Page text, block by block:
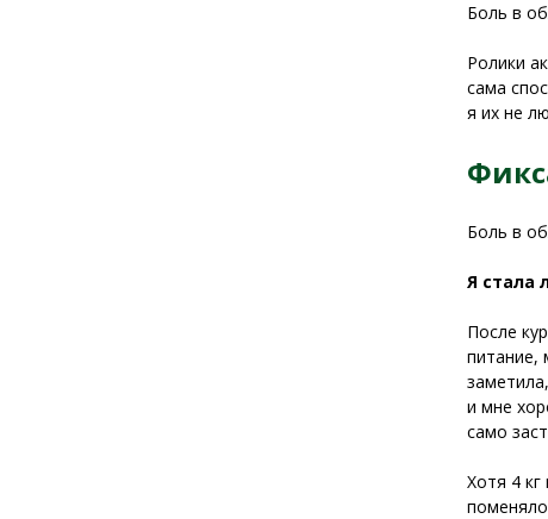
Боль в
Ролики
сама
я их не
Боль в
Я стала
После
питание,
и мне
само
Хотя 4